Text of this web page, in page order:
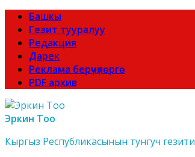
Башкы
Гезит тууралуу
Редакция
Дарек
Реклама берүүчүлөргө
PDF архив
Эркин Тоо
Кыргыз Республикасынын тунгуч гезити